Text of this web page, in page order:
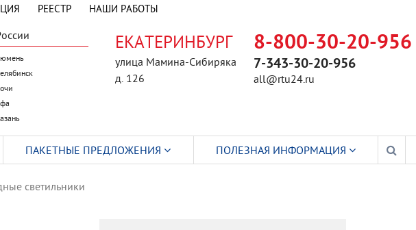
РЕЕСТР НАШИ РАБОТЫ
ЕКАТЕРИНБУРГ
улица Мамина-Сибиряка
д. 126
8-800-30-20-956
7-343-30-20-956
all@rtu24.ru
светильники
ПАКЕТНЫЕ ПРЕДЛОЖЕНИЯ ПОЛЕЗНАЯ ИНФОРМАЦИЯ